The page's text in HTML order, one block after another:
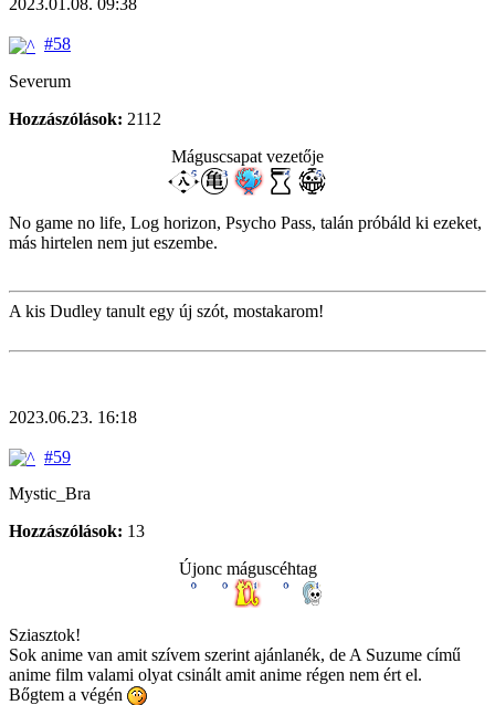
2023.01.08. 09:38
#58
Severum
Hozzászólások: 2112
Máguscsapat vezetője
No game no life, Log horizon, Psycho Pass, talán próbáld ki ezeket,
más hirtelen nem jut eszembe.
A kis Dudley tanult egy új szót, mostakarom!
2023.06.23. 16:18
#59
Mystic_Bra
Hozzászólások: 13
Újonc máguscéhtag
Sziasztok!
Sok anime van amit szívem szerint ajánlanék, de A Suzume című
anime film valami olyat csinált amit anime régen nem ért el.
Bőgtem a végén